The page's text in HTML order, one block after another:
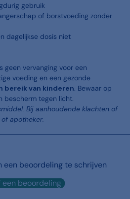
gebruik
of borstvoeding zonder
dagelijkse dosis niet
geen vervanging voor een
voeding en een gezonde
bereik van kinderen. Bewaar op
bescherm tegen licht.
Bij aanhoudende klachten of
apotheker.
een beoordeling te schrijven
een beoordeling